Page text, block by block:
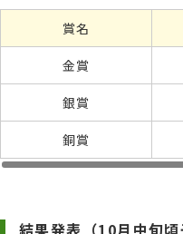
賞名
金賞
銀賞
銅賞
結果発表（10月中旬頃